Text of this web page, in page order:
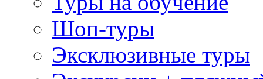
Шоп-туры
Эксклюзивные туры